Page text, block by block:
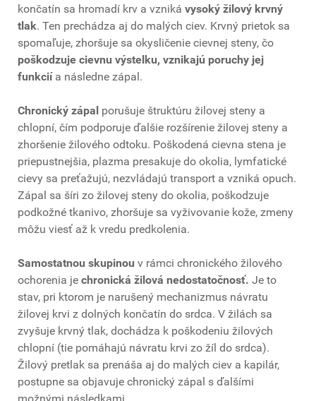
končatín sa hromadí krv a vzniká vysoký žilový krvný
tlak. Ten prechádza aj do malých ciev. Krvný prietok sa
spomaľuje, zhoršuje sa okysličenie cievnej steny, čo
poškodzuje cievnu výstelku, vznikajú poruchy jej
funkcií a následne zápal.
Chronický zápal porušuje štruktúru žilovej steny a
chlopní, čím podporuje ďalšie rozšírenie žilovej steny a
zhoršenie žilového odtoku. Poškodená cievna stena je
priepustnejšia, plazma presakuje do okolia, lymfatické
cievy sa preťažujú, nezvládajú transport a vzniká opuch.
Zápal sa šíri zo žilovej steny do okolia, poškodzuje
podkožné tkanivo, zhoršuje sa vyživovanie kože, zmeny
môžu viesť až k vredu predkolenia.
Samostatnou skupinou v rámci chronického žilového
ochorenia je chronická žilová nedostatočnosť. Je to
stav, pri ktorom je narušený mechanizmus návratu
žilovej krvi z dolných končatín do srdca. V žilách sa
zvyšuje krvný tlak, dochádza k poškodeniu žilových
chlopní (tie pomáhajú návratu krvi zo žíl do srdca).
Žilový pretlak sa prenáša aj do malých ciev a kapilár,
postupne sa objavuje chronický zápal s ďalšími